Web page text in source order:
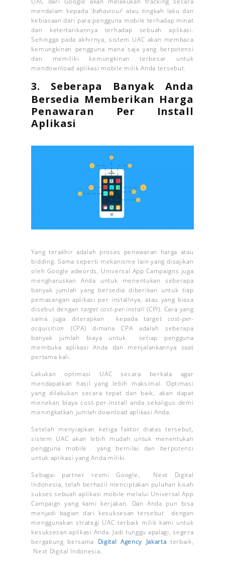
mendalam kepada ‘behaviour’ atau tingkah laku dan
kebiasaan dari para pengguna mobile terhadap minat
dan ketertarikannya terhadap sebuah aplikasi.
Sehingga pada akhirnya, sistem UAC akan membaca
kemungkinan pengguna mana saja yang berpotensi
dan memiliki kemungkinan terbesar untuk
mendownload aplikasi mobile milik Anda tersebut.
3. Seberapa Banyak Anda
Bersedia Memberikan Harga
Penawaran Per Install
Aplikasi
Yang terakhir adalah proses penawaran harga atau
bidding. Sama seperti mekanisme lain yang disajikan
oleh Google adwords, Universal App Campaigns juga
mengharuskan Anda untuk menentukan seberapa
banyak jumlah yang bersedia diberikan untuk tiap
pemasangan aplikasi per installnya, atau yang biasa
disebut dengan target cost-per-install(CPI). Cara yang
sama juga diterapkan kepada targetcost-per-
acquisition (CPA) dimana CPA adalah seberapa
banyak jumlah biaya untuk setiap pengguna
membuka aplikasi Anda dan menjalankannya saat
pertama kali.
Lakukan optimasi UAC secara berkala agar
mendapatkan hasil yang lebih maksimal. Optimasi
yang dilakukan secara tepat dan baik, akan dapat
menekan biaya cost-per-install anda sekaligus demi
meningkatkan jumlah download aplikasi Anda.
Setelah menyiapkan ketiga faktor diatas tersebut,
sistem UAC akan lebih mudah untuk menentukan
pengguna mobile yang bernilai dan berpotensi
untuk aplikasi yang Anda miliki.
Sebagai partner resmi Google, Next Digital
Indonesia, telah berhasil menciptakan puluhan kisah
sukses sebuah aplikasi mobile melalui Universal App
Campaign yang kami kerjakan. Dan Anda pun bisa
menjadi bagian dari kesuksesan tersebut dengan
menggunakan strategi UAC terbaik milik kami untuk
kesuksesan aplikasi Anda. Jadi tunggu apalagi, segera
bergabung bersama Digital Agency Jakarta terbaik,
Next Digital Indonesia.